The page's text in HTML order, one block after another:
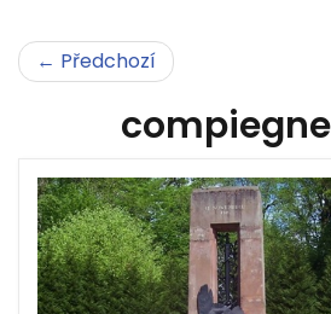
← Předchozí